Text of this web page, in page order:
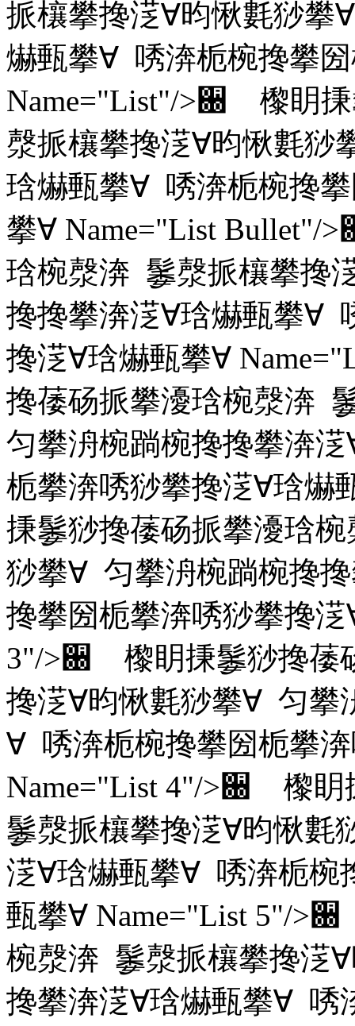
挀欀攀搀㴀∀昀愀氀猀攀
爀甀攀∀ 唀渀栀椀搀攀
Name="List"/>਀ 㰀眀㨀
漀挀欀攀搀㴀∀昀愀氀猀
琀爀甀攀∀ 唀渀栀椀搀
攀∀ Name="List
琀椀漀渀 䰀漀挀欀攀搀
搀搀攀渀㴀∀琀爀甀攀∀
搀㴀∀琀爀甀攀∀
搀䔀砀挀攀瀀琀椀漀渀
匀攀洀椀䠀椀搀搀攀渀
栀攀渀唀猀攀搀㴀∀琀
㨀䰀猀搀䔀砀挀攀瀀琀
猀攀∀ 匀攀洀椀䠀椀搀
搀攀圀栀攀渀唀猀攀搀
3"/>਀ 㰀眀㨀䰀猀搀䔀
搀㴀∀昀愀氀猀攀∀ 匀攀
∀ 唀渀栀椀搀攀圀栀攀
Name="List 4"/>਀ 㰀眀
䰀漀挀欀攀搀㴀∀昀愀氀
㴀∀琀爀甀攀∀ 唀渀栀椀
甀攀∀ Name="List 5"/
椀漀渀 䰀漀挀欀攀搀㴀
搀攀渀㴀∀琀爀甀攀∀ 唀